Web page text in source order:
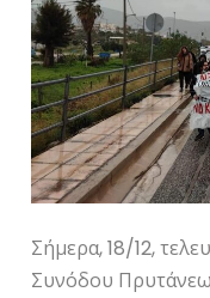
Σήμερα, 18/12,
Συνόδου